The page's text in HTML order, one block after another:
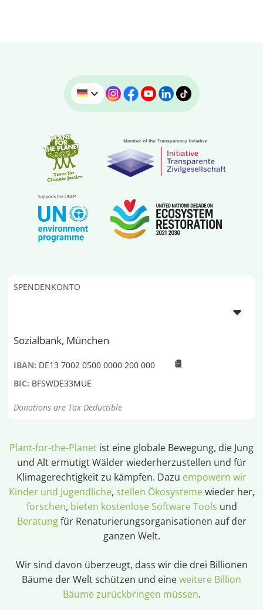
SPENDENKONTO
Sozialbank, München
IBAN: DE13 7002 0500 0000 200 000
BIC: BFSWDE33MUE
Donations are Tax Deductible
Plant-for-the-Planet ist eine globale Bewegung, die Jung
und Alt ermutigt Wälder wiederherzustellen und für
Klimagerechtigkeit zu kämpfen. Dazu empowern wir
Kinder und Jugendliche, stellen Ökosystemewieder her,
forschen, bieten kostenlose Software Tools und
Beratungfür Renaturierungsorganisationen auf der
ganzen Welt.
Wir sind davon überzeugt, dass wir die drei Billionen
Bäume der Welt schützen und eineweitere Billion
Bäume zurückbringen müssen.